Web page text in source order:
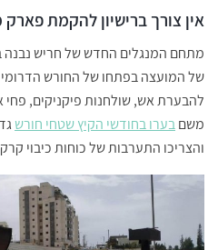
אין צורך ברישיון להקמת פארק
מתחם המנגלים החדש של חריש נבנה
של המועצה בפתחו של החורש הדרומי
להבערת אש, שולחנות פיקניקים,
משםבערו בחודשי הקיץ שטחי חורש
והצריכו התערבות של כוחות כיבוי